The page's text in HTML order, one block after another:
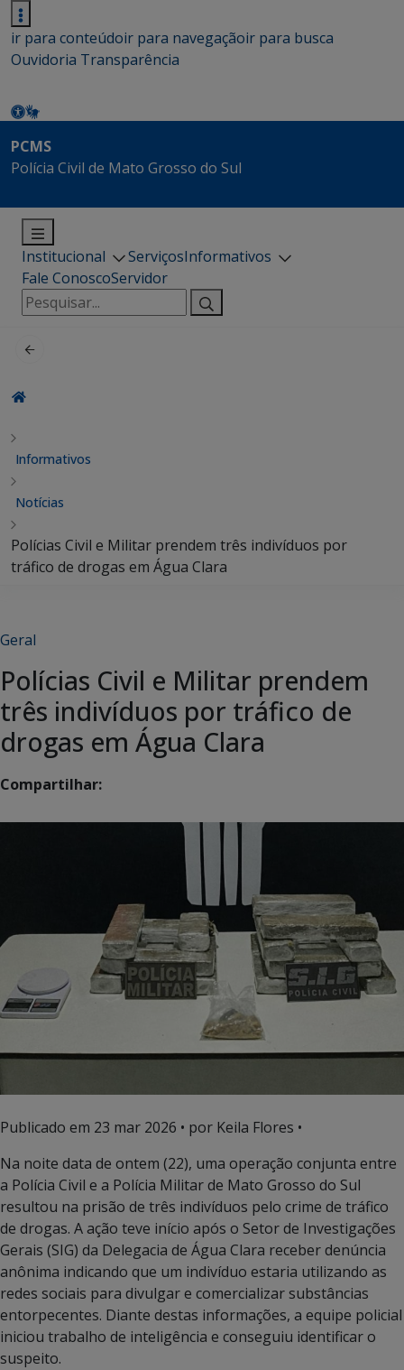
ir para conteúdoir para navegaçãoir para busca
Ouvidoria Transparência
PCMS
Polícia Civil de Mato Grosso do Sul
Institucional ServiçosInformativos
Fale ConoscoServidor
Pesquisar
por:
Informativos
Notícias
Polícias Civil e Militar prendem três indivíduos por
tráfico de drogas em Água Clara
Geral
Polícias Civil e Militar prendem
três indivíduos por tráfico de
drogas em Água Clara
Compartilhar:
Publicado em 23 mar 2026 • por Keila Flores •
Na noite data de ontem (22), uma operação conjunta entre
a Polícia Civil e a Polícia Militar de Mato Grosso do Sul
resultou na prisão de três indivíduos pelo crime de tráfico
de drogas. A ação teve início após o Setor de Investigações
Gerais (SIG) da Delegacia de Água Clara receber denúncia
anônima indicando que um indivíduo estaria utilizando as
redes sociais para divulgar e comercializar substâncias
entorpecentes. Diante destas informações, a equipe policial
iniciou trabalho de inteligência e conseguiu identificar o
suspeito.